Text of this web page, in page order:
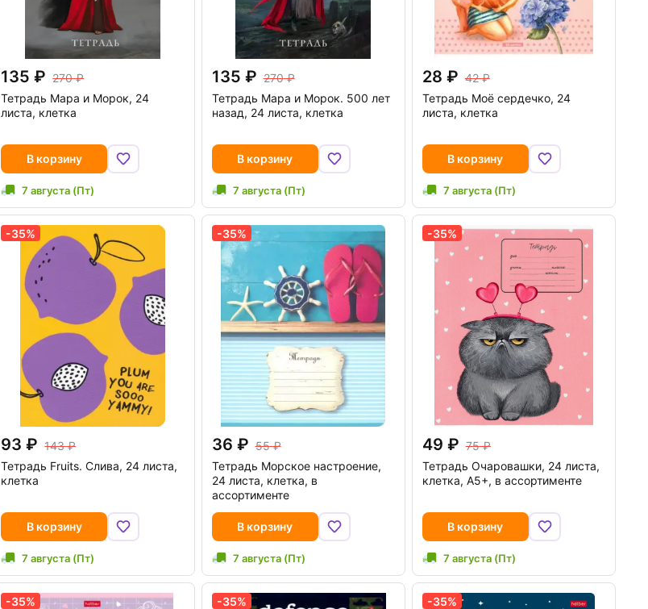
135
270
Тетрадь Мара и Морок, 24
листа, клетка
В корзину
7 августа (Пт)
135
270
Тетрадь Мара и Морок. 500 лет
назад, 24 листа, клетка
В корзину
7 августа (Пт)
28
42
Тетрадь Моё сердечко, 24
листа, клетка
В корзину
7 августа (Пт)
-35%
93
143
Тетрадь Fruits. Слива, 24 листа,
клетка
В корзину
7 августа (Пт)
-35%
36
55
Тетрадь Морское настроение,
24 листа, клетка, в
ассортименте
В корзину
7 августа (Пт)
-35%
49
75
Тетрадь Очаровашки, 24 листа,
клетка, А5+, в ассортименте
В корзину
7 августа (Пт)
-35% -35% -35%